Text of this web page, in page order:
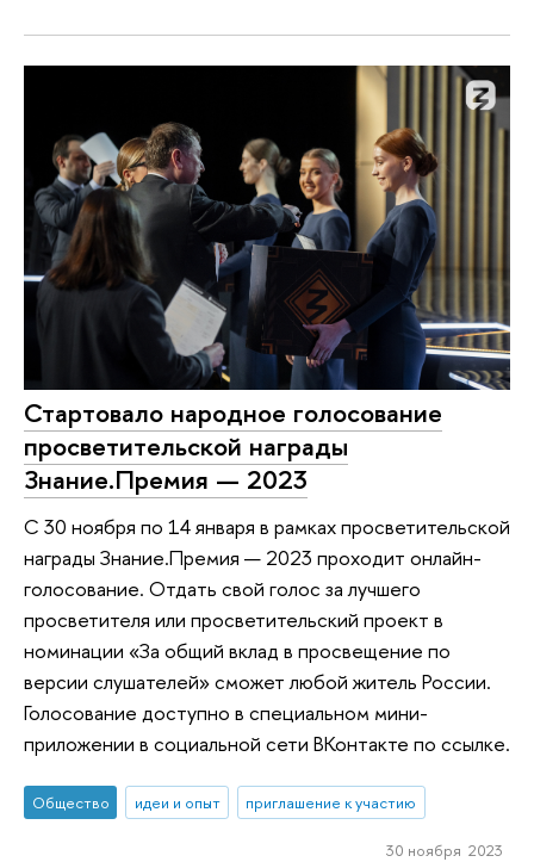
Стартовало народное голосование
просветительской награды
Знание.Премия — 2023
С 30 ноября по 14 января в рамках просветительской
награды Знание.Премия — 2023 проходит онлайн-
голосование. Отдать свой голос за лучшего
просветителя или просветительский проект в
номинации «За общий вклад в просвещение по
версии слушателей» сможет любой житель России.
Голосование доступно в специальном мини-
приложении в социальной сети ВКонтакте по ссылке.
Общество идеи и опыт приглашение к участию
30 ноября 2023